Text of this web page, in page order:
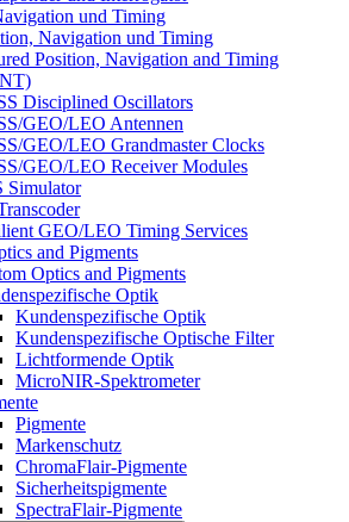
und Timing
Navigation und Timing
Position, Navigation and Timing
Disciplined Oscillators
GEO/LEO Antennen
GEO/LEO Grandmaster Clocks
GEO/LEO Receiver Modules
Simulator
GEO/LEO Timing Services
and Pigments
Optics and Pigments
Optik
Kundenspezifische Optik
Kundenspezifische Optische Filter
Lichtformende Optik
MicroNIR-Spektrometer
Pigmente
Markenschutz
ChromaFlair-Pigmente
Sicherheitspigmente
SpectraFlair-Pigmente